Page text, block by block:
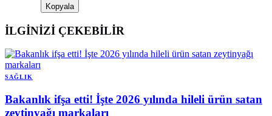
Kopyala
İLGİNİZİ ÇEKEBİLİR
SAĞLIK
Bakanlık ifşa etti! İşte 2026 yılında hileli ürün satan
zeytinyağı markaları